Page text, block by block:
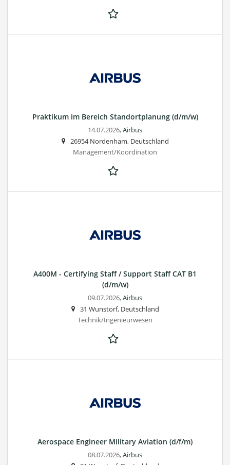
Praktikum im Bereich Standortplanung (d/m/w)
14.07.2026,Airbus
26954 Nordenham, Deutschland
Management/Koordination
A400M - Certifying Staff / Support Staff CAT B1
(d/m/w)
09.07.2026,Airbus
31 Wunstorf, Deutschland
Technik/Ingenieurwesen
Aerospace Engineer Military Aviation (d/f/m)
08.07.2026,Airbus